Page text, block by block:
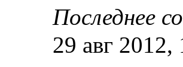
Последнее
29 авг 2012,